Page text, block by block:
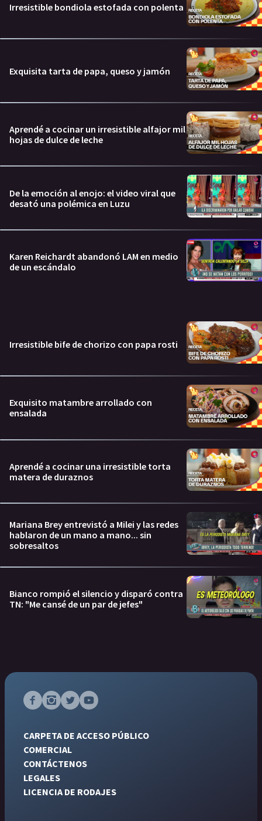
Irresistible bondiola estofada con polenta
Exquisita tarta de papa, queso y jamón
Aprendé a cocinar un irresistible alfajor mil
hojas de dulce de leche
De la emoción al enojo: el video viral que
desató una polémica en Luzu
Karen Reichardt abandonó LAM en medio
de un escándalo
Irresistible bife de chorizo con papa rosti
Exquisito matambre arrollado con
ensalada
Aprendé a cocinar una irresistible torta
matera de duraznos
Mariana Brey entrevistó a Milei y las redes
hablaron de un mano a mano... sin
sobresaltos
Bianco rompió el silencio y disparó contra
TN: "Me cansé de un par de jefes"
CARPETA DE ACCESO PÚBLICO
COMERCIAL
CONTÁCTENOS
LEGALES
LICENCIA DE RODAJES